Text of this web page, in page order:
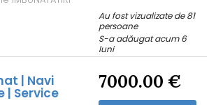
INJECTARE
SPORT ! s-
Au fost vizualizate de 81
persoane
S-a adăugat acum 6
luni
| Navi
| Service
7000.00 €